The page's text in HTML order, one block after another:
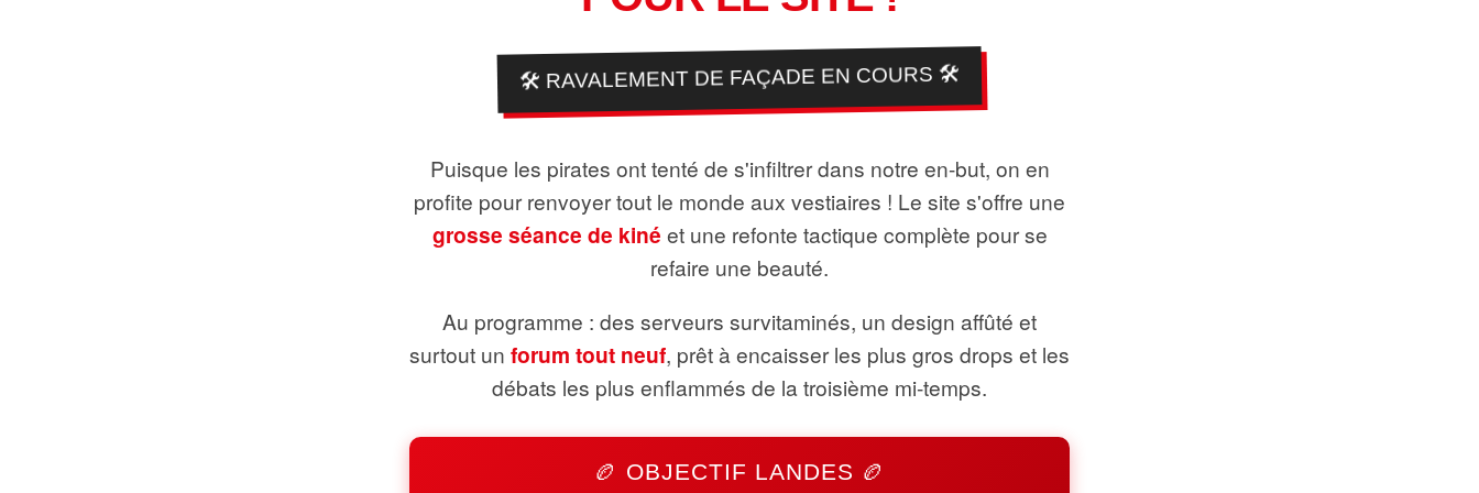
🛠️ RAVALEMENT DE FAÇADE EN COURS 🛠️
Puisque les pirates ont tenté de s'infiltrer dans notre en-but, on en
profite pour renvoyer tout le monde aux vestiaires ! Le site s'offre une
grosse séance de kiné et une refonte tactique complète pour se
refaire une beauté.
Au programme : des serveurs survitaminés, un design affûté et
surtout un forum tout neuf, prêt à encaisser les plus gros drops et les
débats les plus enflammés de la troisième mi-temps.
🏉 OBJECTIF LANDES 🏉